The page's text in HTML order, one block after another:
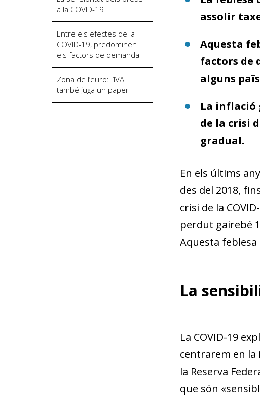
a la COVID-19
Entre els efectes de la
COVID-19, predominen
els factors de demanda
Zona de l’euro: l’IVA
també juga un paper
assolir
Aquesta
factors de
alguns
La inflació
de la crisi
gradual.
En els últims
des del 2018,
crisi de la
perdut gairebé
Aquesta
La
La COVID-19
centrarem en la
la Reserva
que són